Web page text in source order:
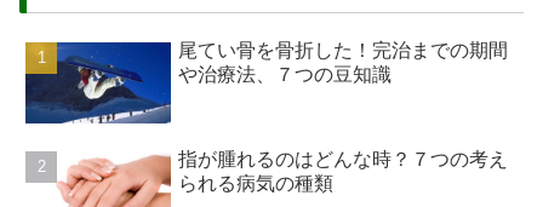
尾てい骨を骨折した！完治までの期間
や治療法、７つの豆知識
指が腫れるのはどんな時？７つの考え
られる病気の種類